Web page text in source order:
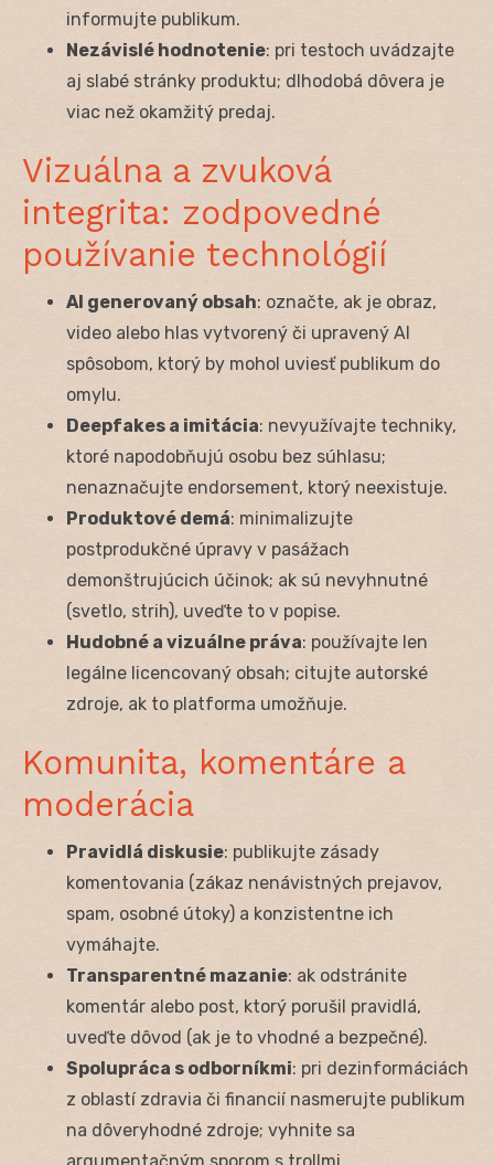
informujte publikum.
Nezávislé hodnotenie: pri testoch uvádzajte
aj slabé stránky produktu; dlhodobá dôvera je
viac než okamžitý predaj.
Vizuálna a zvuková
integrita: zodpovedné
používanie technológií
AI generovaný obsah: označte, ak je obraz,
video alebo hlas vytvorený či upravený AI
spôsobom, ktorý by mohol uviesť publikum do
omylu.
Deepfakes a imitácia: nevyužívajte techniky,
ktoré napodobňujú osobu bez súhlasu;
nenaznačujte endorsement, ktorý neexistuje.
Produktové demá: minimalizujte
postprodukčné úpravy v pasážach
demonštrujúcich účinok; ak sú nevyhnutné
(svetlo, strih), uveďte to v popise.
Hudobné a vizuálne práva: používajte len
legálne licencovaný obsah; citujte autorské
zdroje, ak to platforma umožňuje.
Komunita, komentáre a
moderácia
Pravidlá diskusie: publikujte zásady
komentovania (zákaz nenávistných prejavov,
spam, osobné útoky) a konzistentne ich
vymáhajte.
Transparentné mazanie: ak odstránite
komentár alebo post, ktorý porušil pravidlá,
uveďte dôvod (ak je to vhodné a bezpečné).
Spolupráca s odborníkmi: pri dezinformáciách
z oblastí zdravia či financií nasmerujte publikum
na dôveryhodné zdroje; vyhnite sa